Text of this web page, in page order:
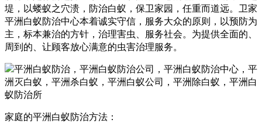
堤，以蝼蚁之穴溃，防治白蚁，保卫家园，任重而道远。卫家
平洲白蚁防治中心本着诚实守信，服务大众的原则，以预防为
主，标本兼治的方针，治理害虫、服务社会。为提供全面的、
周到的、让顾客放心满意的虫害治理服务。
家庭的平洲白蚁防治方法：